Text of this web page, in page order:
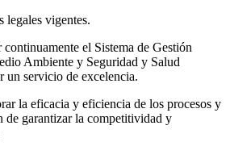
legales vigentes.
el Sistema de Gestión
Ambiente y Seguridad y Salud
un servicio de excelencia.
la eficacia y eficiencia de los procesos y
de garantizar la competitividad y